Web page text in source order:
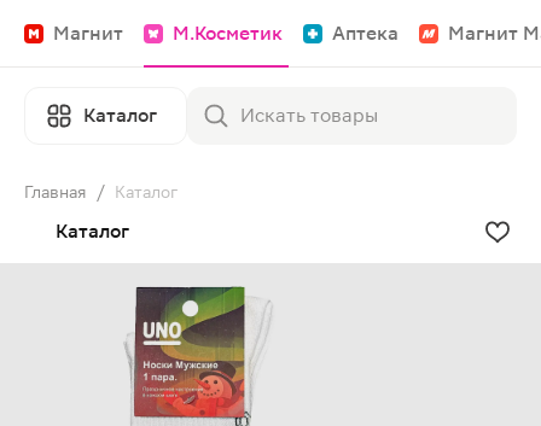
Магнит М.Косметик Аптека Магнит
Каталог
Главная / Каталог
Каталог